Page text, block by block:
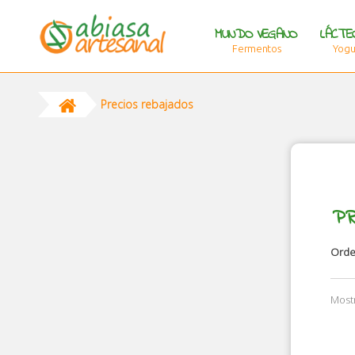
MUNDO VEGANO
Fermentos
Precios rebajados